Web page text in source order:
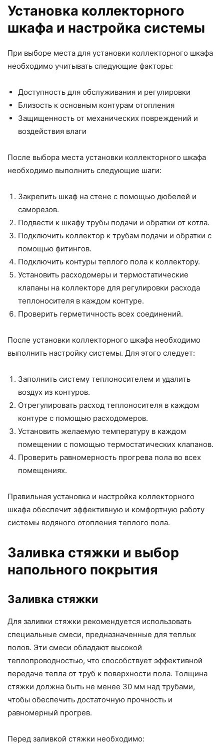
Установка коллекторного
шкафа и настройка системы
При выборе места для установки коллекторного шкафа
необходимо учитывать следующие факторы:
Доступность для обслуживания и регулировки
Близость к основным контурам отопления
Защищенность от механических повреждений и
воздействия влаги
После выбора места установки коллекторного шкафа
необходимо выполнить следующие шаги:
Закрепить шкаф на стене с помощью дюбелей и
саморезов.
Подвести к шкафу трубы подачи и обратки от котла.
Подключить коллектор к трубам подачи и обратки с
помощью фитингов.
Подключить контуры теплого пола к коллектору.
Установить расходомеры и термостатические
клапаны на коллекторе для регулировки расхода
теплоносителя в каждом контуре.
Проверить герметичность всех соединений.
После установки коллекторного шкафа необходимо
выполнить настройку системы. Для этого следует:
Заполнить систему теплоносителем и удалить
воздух из контуров.
Отрегулировать расход теплоносителя в каждом
контуре с помощью расходомеров.
Установить желаемую температуру в каждом
помещении с помощью термостатических клапанов.
Проверить равномерность прогрева пола во всех
помещениях.
Правильная установка и настройка коллекторного
шкафа обеспечит эффективную и комфортную работу
системы водяного отопления теплого пола.
Заливка стяжки и выбор
напольного покрытия
Заливка стяжки
Для заливки стяжки рекомендуется использовать
специальные смеси, предназначенные для теплых
полов. Эти смеси обладают высокой
теплопроводностью, что способствует эффективной
передаче тепла от труб к поверхности пола. Толщина
стяжки должна быть не менее 30 мм над трубами,
чтобы обеспечить достаточную прочность и
равномерный прогрев.
Перед заливкой стяжки необходимо: